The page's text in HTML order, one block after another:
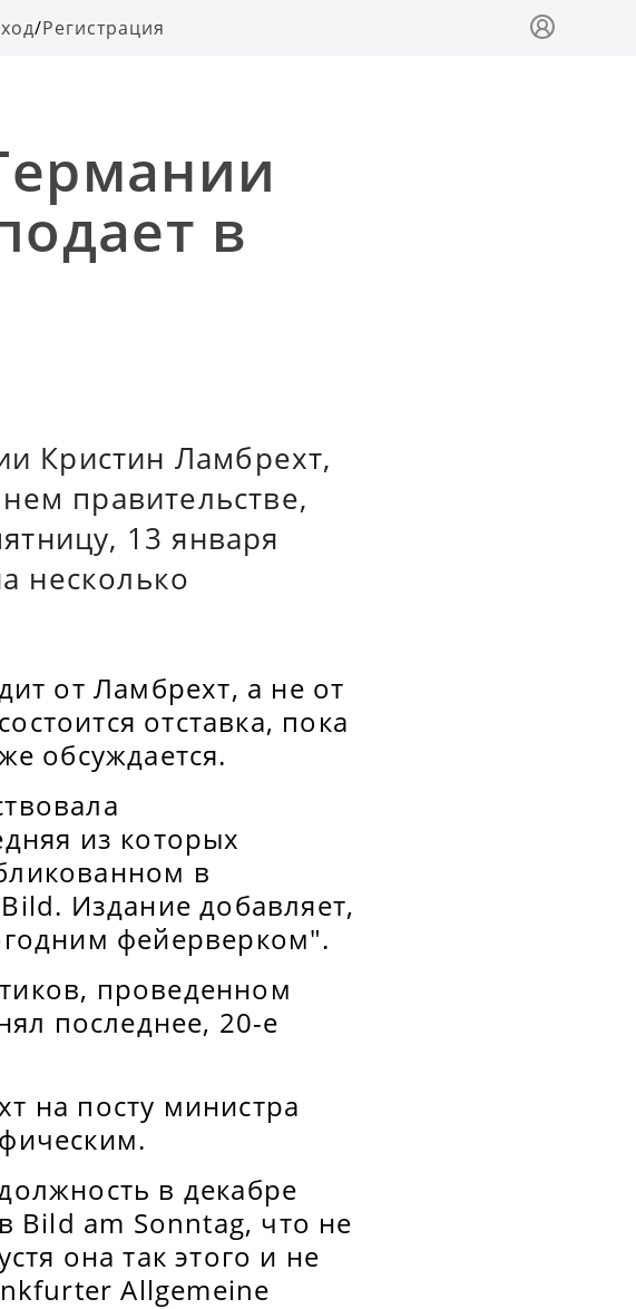
/Регистрация
в
Кристин Ламбрехт,
правительстве,
13 января
несколько
от Ламбрехт, а не от
отставка, пока
обсуждается.
из которых
в
Издание добавляет,
фейерверком".
проведенном
последнее, 20-е
на посту министра
в декабре
Bild am Sonntag, что не
она так этого и не
Allgemeine